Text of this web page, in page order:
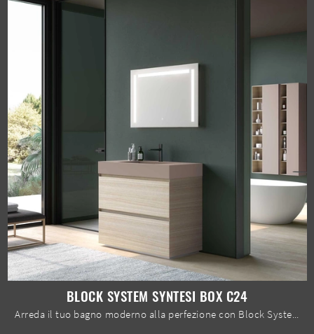
BLOCK SYSTEM SYNTESI BOX C24
Arreda il tuo bagno moderno alla perfezione con Block System Syntesi Box C24, mobili bagno a terra e oggetti in melaminico di Baxar.